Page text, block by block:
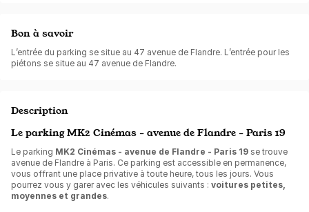
Bon à savoir
L’entrée du parking se situe au 47 avenue de Flandre. L’entrée pour les
piétons se situe au 47 avenue de Flandre.
Description
Le parking MK2 Cinémas - avenue de Flandre - Paris 19
Le parking MK2 Cinémas - avenue de Flandre - Paris 19 se trouve
avenue de Flandre à Paris. Ce parking est accessible en permanence,
vous offrant une place privative à toute heure, tous les jours. Vous
pourrez vous y garer avec les véhicules suivants : voitures petites,
moyennes et grandes.